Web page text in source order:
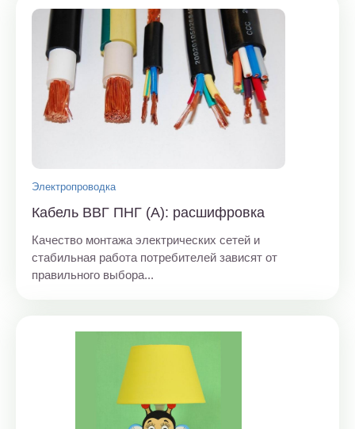
Электропроводка
Кабель ВВГ ПНГ (А): расшифровка
Качество монтажа электрических сетей и
стабильная работа потребителей зависят от
правильного выбора...